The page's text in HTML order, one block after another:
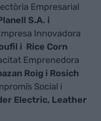
Empresarial
S.A. i
Innovadora
i Rice Corn
Emprenedora
Roig i Rosich
Social i
Electric, Leather